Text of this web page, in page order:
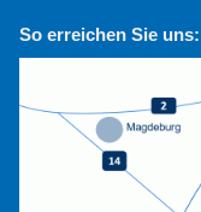
So erreichen Sie uns: